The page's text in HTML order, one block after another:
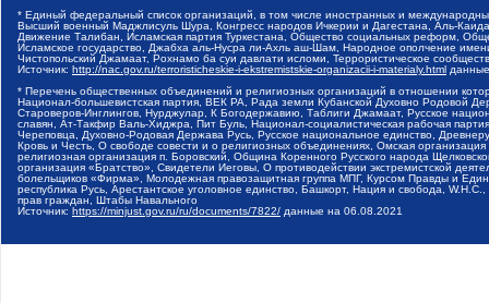
* Единый федеральный список организаций, в том числе иностранных и
Высший военный Маджлисуль Шура, Конгресс народов Ичкерии и Дагестана, Аль-
Движение Талибан, Исламская партия Туркестана, Общество социальных реформ,
Исламское государство, Джабха аль-Нусра ли-Ахль аш-Шам, Народное ополчение
Чистопольский Джамаат, Рохнамо ба суи давлати исломи, Террористическое
Источник: http://nac.gov.ru/terroristicheskie-i-ekstremistskie-organizacii-i-materialy.html
* Перечень общественных объединений и религиозных организаций в отношении
Национал-большевистская партия, ВЕК РА, Рада земли Кубанской Духовно Родовой
Староверов-Инглингов, Нурджулар, К Богодержавию, Таблиги Джамаат, Русское
славян, Ат-Такфир Валь-Хиджра, Пит Буль, Национал-социалистическая рабочая
Череповца, Духовно-Родовая Держава Русь, Русское национальное единство,
Кровь и Честь, О свободе совести и о религиозных объединениях, Омская
религиозная организация п. Боровский, Община Коренного Русского народа
организация «Братство», Свидетели Иеговы, О противодействии экстремистской
болельщиков «Фирма», Молодежная правозащитная группа МПГ, Курсом Правды и
республика Русь, Арестантское уголовное единство, Башкорт, Нация и свобода,
прав граждан, Штабы Навального
Источник: https://minjust.gov.ru/ru/documents/7822/ данные на 06.08.2021